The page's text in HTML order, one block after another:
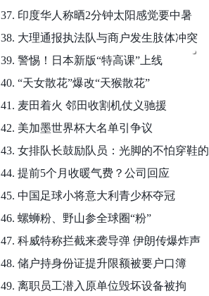
37. 印度华人称晒2分钟太阳感觉要中暑
38. 大理通报执法队与商户发生肢体冲突
39. 警惕！日本新版“特高课”上线
40. “天女散花”爆改“天猴散花”
41. 麦田着火 邻田收割机仗义驰援
42. 美加墨世界杯大名单引争议
43. 女排队长鼓励队员：光脚的不怕穿鞋的
44. 提前5个月收暖气费？公司回应
45. 中国足球小将意大利青少杯夺冠
46. 螺蛳粉、野山参全球圈“粉”
47. 科威特称拦截来袭导弹 伊朗传爆炸声
48. 储户持身份证提升限额被要户口簿
49. 离职员工潜入原单位毁坏设备被拘